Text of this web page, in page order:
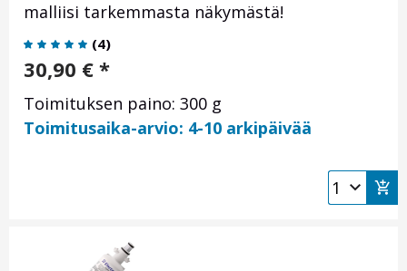
malliisi tarkemmasta näkymästä!
(4)
30,90 € *
Toimituksen paino: 300 g
Toimitusaika-arvio: 4-10 arkipäivää